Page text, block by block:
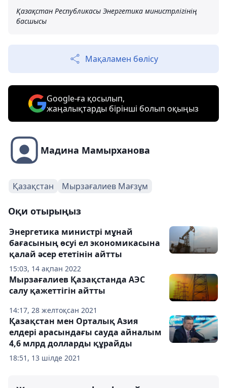
Қазақстан Республикасы Энергетика министрлігінің
басшысы
Мақаламен бөлісу
Google-ға қосылып,
жаңалықтарды бірінші болып оқыңыз
Мадина Мамырханова
Қазақстан Мырзағалиев Мағзұм
Оқи отырыңыз
15:03, 14 ақпан 2022
Энергетика министрі мұнай
бағасының өсуі ел экономикасына
қалай әсер ететінін айтты
14:17, 28 желтоқсан 2021
Мырзағалиев Қазақстанда АЭС
салу қажеттігін айтты
18:51, 13 шілде 2021
Қазақстан мен Орталық Азия
елдері арасындағы сауда айналым
4,6 млрд долларды құрайды